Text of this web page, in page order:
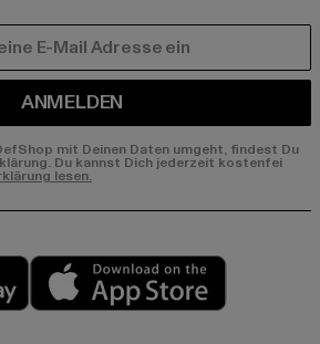
ANMELDEN
mit Deinen Daten umgeht, findest Du
Du kannst Dich jederzeit kostenfei
lesen.
Play market